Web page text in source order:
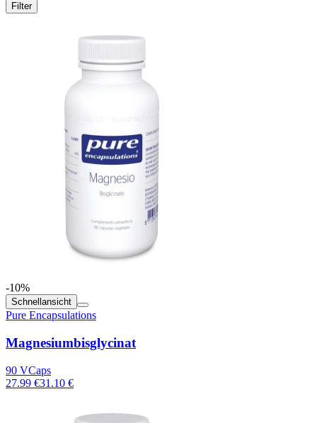
Filter
-10%
Schnellansicht
Pure Encapsulations
Magnesiumbisglycinat
90 VCaps
27.99 €31.10 €